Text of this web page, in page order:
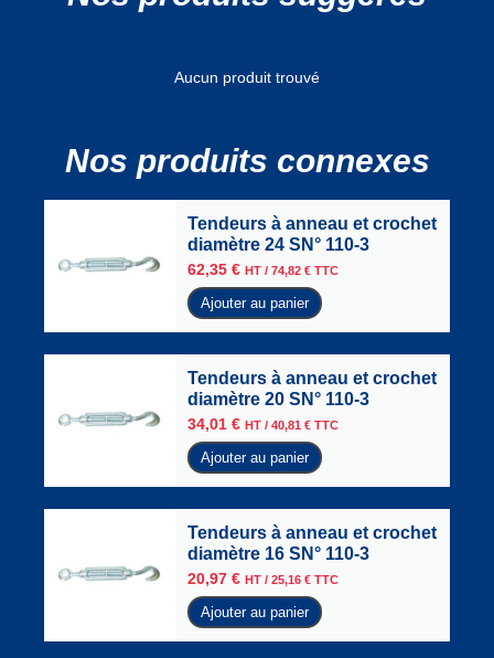
Aucun produit trouvé
Nos produits connexes
Tendeurs à anneau et crochet
diamètre 24 SN° 110-3
62,35 € HT / 74,82 € TTC
Ajouter au panier
Tendeurs à anneau et crochet
diamètre 20 SN° 110-3
34,01 € HT / 40,81 € TTC
Ajouter au panier
Tendeurs à anneau et crochet
diamètre 16 SN° 110-3
20,97 € HT / 25,16 € TTC
Ajouter au panier